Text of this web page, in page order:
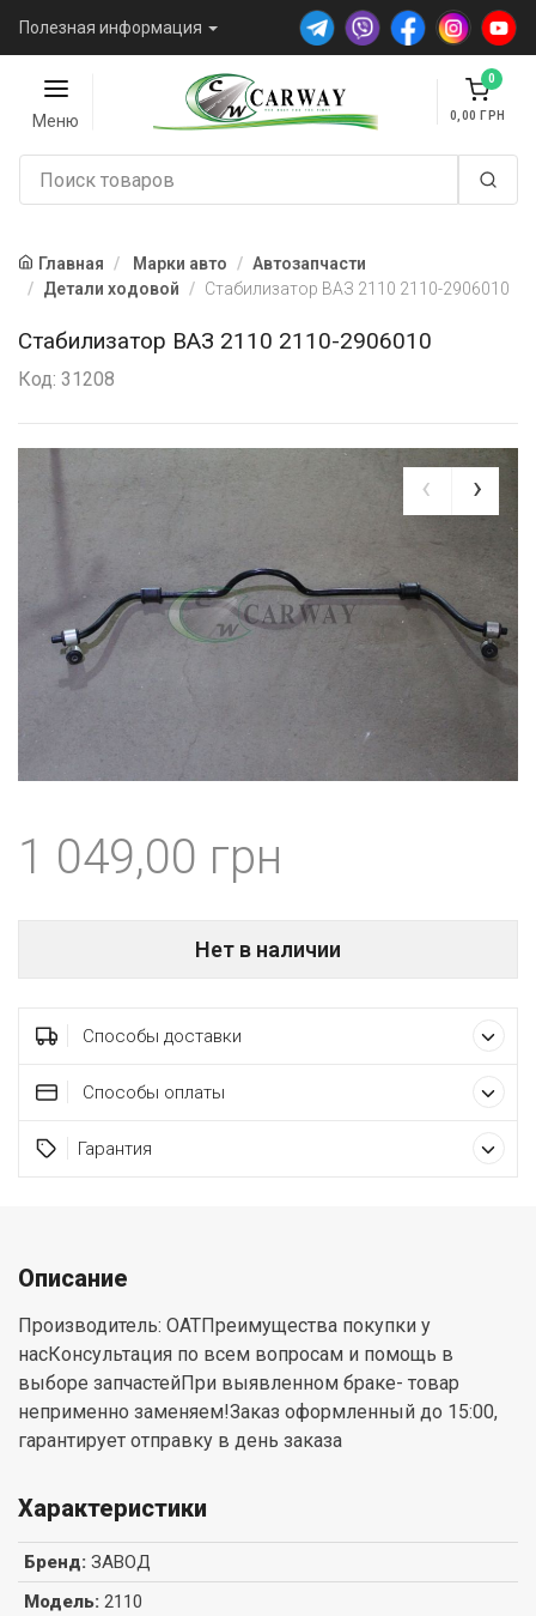
Полезная информация
Меню
0
0,00
Главная Марки авто
Автозапчасти
Детали ходовой
Стабилизатор ВАЗ 2110 2110-2906010
Стабилизатор ВАЗ 2110 2110-2906010
Код: 31208
1 049,00
Нет в наличии
Способы доставки
Способы оплаты
Гарантия
Описание
Производитель: ОАТПреимущества покупки у
насКонсультация по всем вопросам и помощь в
выборе запчастейПри выявленном браке- товар
неприменно заменяем!Заказ оформленный до 15:00,
гарантирует отправку в день заказа
Характеристики
Бренд: ЗАВОД
Модель: 2110